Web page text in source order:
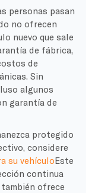
personas pasan
no ofrecen
nuevo que sale
de fábrica,
de
Sin
algunos
garantía de
protegido
considere
su vehículoEste
continua
ofrece